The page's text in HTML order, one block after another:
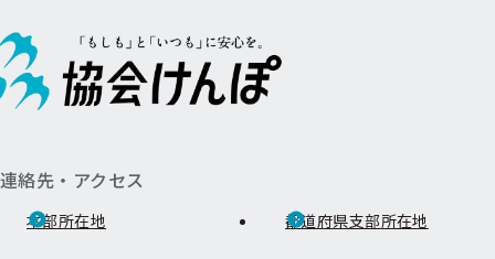
連絡先・アクセス
本部所在地 都道府県支部所在地